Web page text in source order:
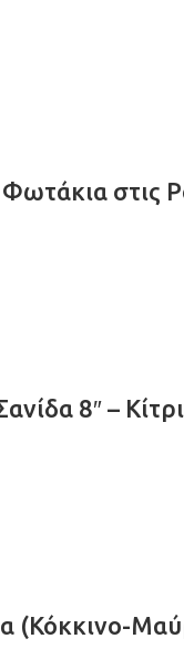
Φωτάκια στις
8″ –
(Κόκκινο-